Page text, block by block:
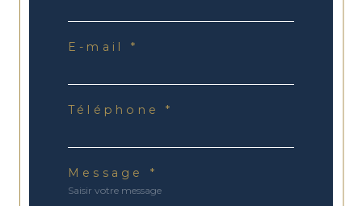
E-mail *
Téléphone *
Message *